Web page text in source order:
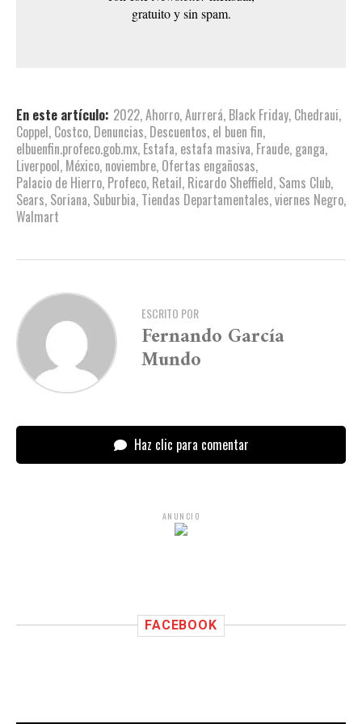
gratuito y sin spam.
En este artículo: 2022,Ahorro,Aurrerá, Black Friday, Chedraui,
Coppel, Costco, Denuncias, Descuentos, el buen fin,
elbuenfin.profeco.gob.mx, Estafa, estafa masiva, Fraude, ganga,
Liverpool, México, noviembre, Ofertas engañosas,
Palacio de Hierro, Profeco, Retail, Ricardo Sheffield, Sams Club,
Sears, Soriana, Suburbia, Tiendas Departamentales,viernes Negro,
Walmart
ESCRITO POR
Fernando García
Mundo
Haz clic para comentar
ANUNCIO
FACEBOOK